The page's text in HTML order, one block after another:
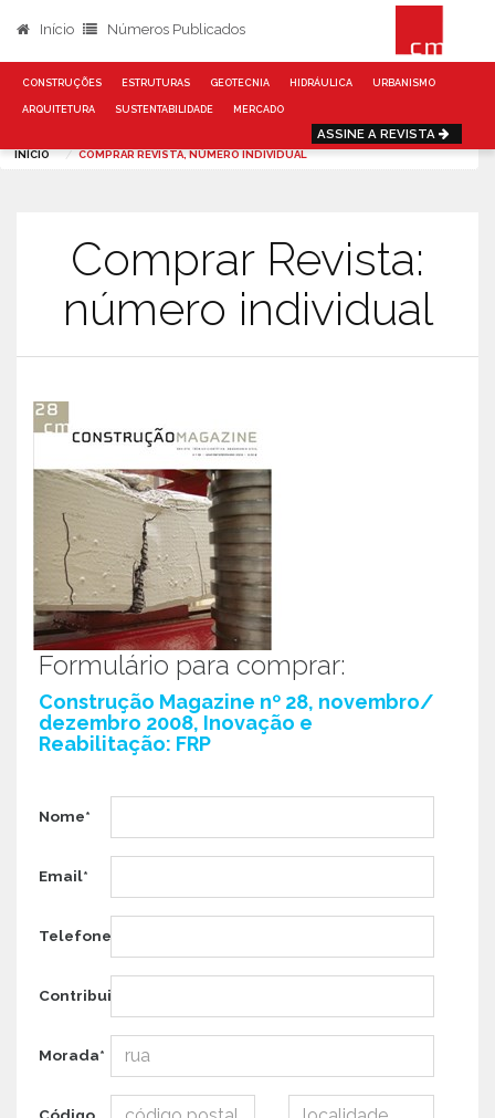
Início Números Publicados
CONSTRUÇÕES ESTRUTURAS GEOTECNIA HIDRÁULICA URBANISMO
ARQUITETURA SUSTENTABILIDADE MERCADO
ASSINE A REVISTA
INÍCIO COMPRAR REVISTA, NÚMERO INDIVIDUAL
Comprar Revista:
número individual
Formulário para comprar:
Construção Magazine nº 28, novembro/
dezembro 2008, Inovação e
Reabilitação: FRP
Nome*
Email*
Telefone*
Contribuinte*
Morada*